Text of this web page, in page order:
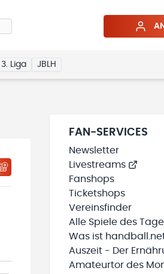
3. Liga JBLH
WIRD GELADEN
TEAMS“ HINZUFÜGEN
FAN-SERVICES
Newsletter
Livestreams
Fanshops
Ticketshops
Vereinsfinder
Alle Spiele des
Was ist
Auszeit - Der
Amateurtor des